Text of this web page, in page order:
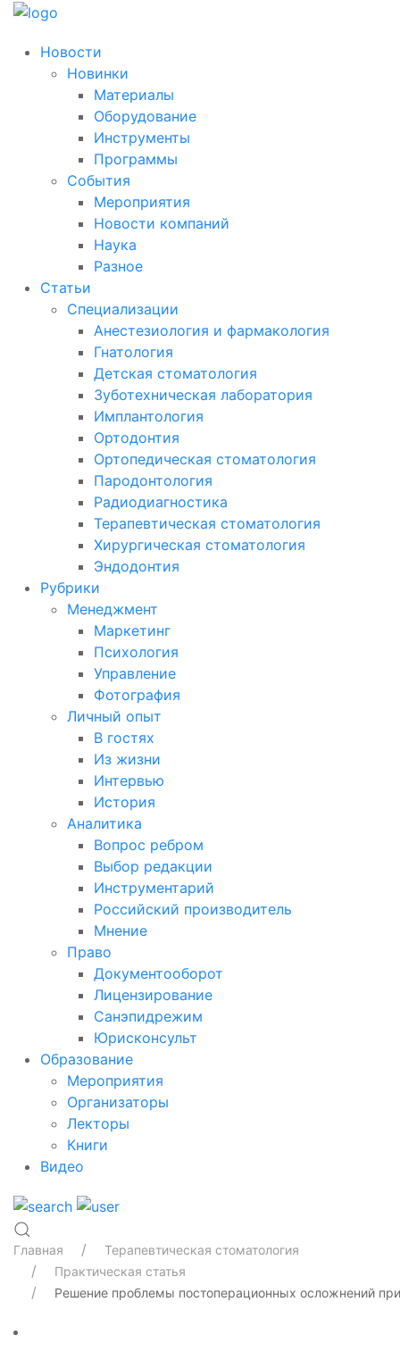
Новости
Новинки
Материалы
Оборудование
Инструменты
Программы
События
Мероприятия
Новости компаний
Наука
Разное
Статьи
Специализации
Анестезиология и фармакология
Гнатология
Детская стоматология
Зуботехническая лаборатория
Имплантология
Ортодонтия
Ортопедическая стоматология
Пародонтология
Радиодиагностика
Терапевтическая стоматология
Хирургическая стоматология
Эндодонтия
Рубрики
Менеджмент
Маркетинг
Психология
Управление
Фотография
Личный опыт
В гостях
Из жизни
Интервью
История
Аналитика
Вопрос ребром
Выбор редакции
Инструментарий
Российский производитель
Мнение
Право
Документооборот
Лицензирование
Санэпидрежим
Юрисконсульт
Образование
Мероприятия
Организаторы
Лекторы
Книги
Видео
Главная
Терапевтическая стоматология
Практическая статья
Решение проблемы постоперационных осложнений